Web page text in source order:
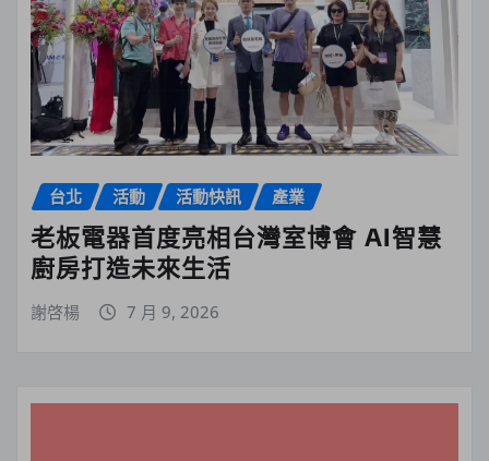
台北 活動 活動快訊 產業
老板電器首度亮相台灣室博會 AI智慧
廚房打造未來生活
謝啓楊 7 月 9, 2026